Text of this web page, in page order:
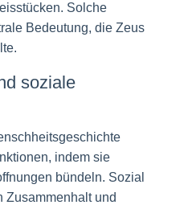
Solche
Bedeutung, die Zeus
soziale
indem sie
bündeln. Sozial
Zusammenhalt und